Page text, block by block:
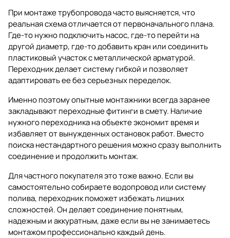
При монтаже трубопровода часто выясняется, что
реальная схема отличается от первоначального плана.
Где-то нужно подключить насос, где-то перейти на
другой диаметр, где-то добавить кран или соединить
пластиковый участок с металлической арматурой.
Переходник делает систему гибкой и позволяет
адаптировать ее без серьезных переделок.
Именно поэтому опытные монтажники всегда заранее
закладывают переходные фитинги в смету. Наличие
нужного переходника на объекте экономит время и
избавляет от вынужденных остановок работ. Вместо
поиска нестандартного решения можно сразу выполнить
соединение и продолжить монтаж.
Для частного покупателя это тоже важно. Если вы
самостоятельно собираете водопровод или систему
полива, переходник поможет избежать лишних
сложностей. Он делает соединение понятным,
надежным и аккуратным, даже если вы не занимаетесь
монтажом профессионально каждый день.